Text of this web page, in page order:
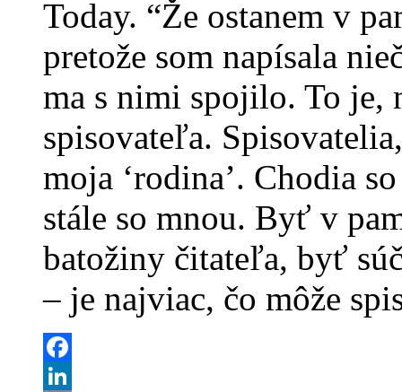
Today. “Že ostanem v
pretože som napísala
ma s nimi spojilo. To je,
spisovateľa.
moja ‘rodina’. Chodia
stále so mnou. Byť v
batožiny čitateľa, byť
– je najviac, čo môže
Facebook